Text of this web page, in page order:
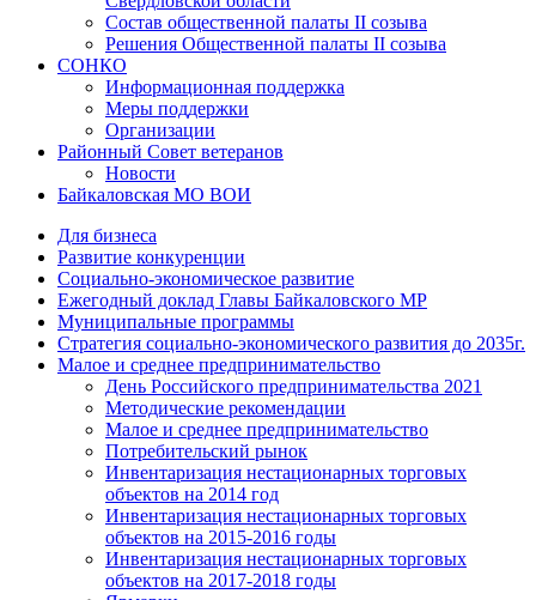
Состав общественной палаты II созыва
Решения Общественной палаты II созыва
СОНКО
Информационная поддержка
Меры поддержки
Организации
Районный Совет ветеранов
Новости
Байкаловская МО ВОИ
Для бизнеса
Развитие конкуренции
Социально-экономическое развитие
Ежегодный доклад Главы Байкаловского МР
Муниципальные программы
Стратегия социально-экономического развития до 2035г.
Малое и среднее предпринимательство
День Российского предпринимательства 2021
Методические рекомендации
Малое и среднее предпринимательство
Потребительский рынок
Инвентаризация нестационарных торговых
объектов на 2014 год
Инвентаризация нестационарных торговых
объектов на 2015-2016 годы
Инвентаризация нестационарных торговых
объектов на 2017-2018 годы